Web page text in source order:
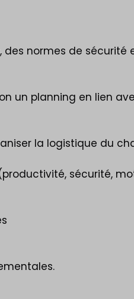
normes de sécurité
un planning en lien
la logistique du
sécurité,